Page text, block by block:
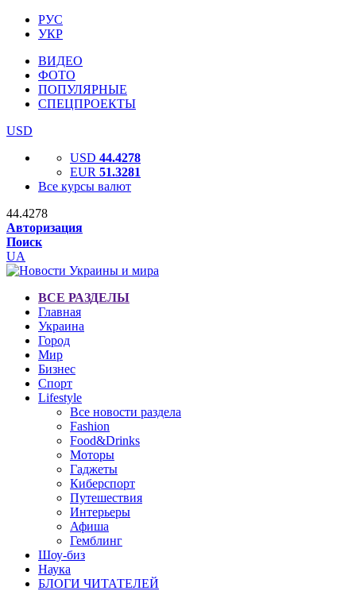
РУС
УКР
ВИДЕО
ФОТО
ПОПУЛЯРНЫЕ
СПЕЦПРОЕКТЫ
USD
USD 44.4278
EUR 51.3281
Все курсы валют
44.4278
Авторизация
Поиск
UA
ВСЕ РАЗДЕЛЫ
Главная
Украина
Город
Мир
Бизнес
Спорт
Lifestyle
Все новости раздела
Fashion
Food&Drinks
Моторы
Гаджеты
Киберспорт
Путешествия
Интерьеры
Афиша
Гемблинг
Шоу-биз
Наука
БЛОГИ ЧИТАТЕЛЕЙ